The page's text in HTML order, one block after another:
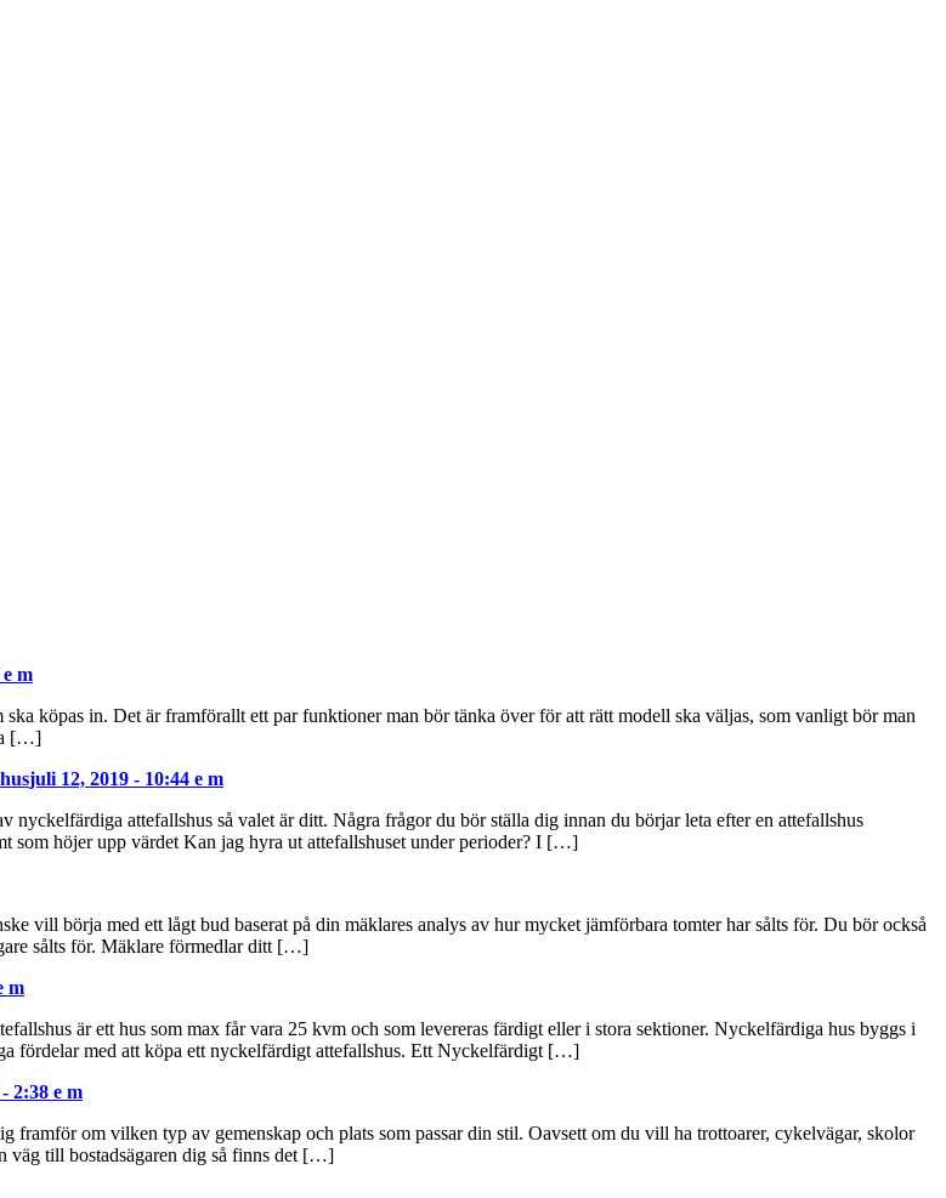
m
köpas in. Det är framförallt ett par funktioner man bör tänka över för att rätt modell ska väljas, som vanligt bör man
[…]
juli 12, 2019 - 10:44 e m
attefallshus så valet är ditt. Några frågor du bör ställa dig innan du börjar leta efter en attefallshus
som höjer upp värdet Kan jag hyra ut attefallshuset under perioder? I […]
vill börja med ett lågt bud baserat på din mäklares analys av hur mycket jämförbara tomter har sålts för. Du bör också
sålts för. Mäklare förmedlar ditt […]
m
är ett hus som max får vara 25 kvm och som levereras färdigt eller i stora sektioner. Nyckelfärdiga hus byggs i
fördelar med att köpa ett nyckelfärdigt attefallshus. Ett Nyckelfärdigt […]
2:38 e m
framför om vilken typ av gemenskap och plats som passar din stil. Oavsett om du vill ha trottoarer, cykelvägar, skolor
väg till bostadsägaren dig så finns det […]